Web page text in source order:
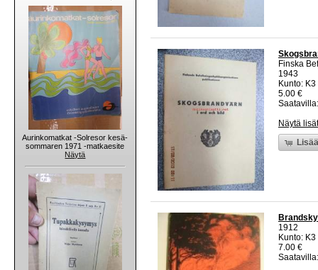
Aurinkomatkat -Solresor kesä-
sommaren 1971 -matkaesite
Näytä
Finska
1943
Kunto:
5.00 €
Näytä
1912
Kunto:
7.00 €